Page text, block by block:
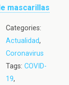
mascarillas
Categories:
Actualidad,
Coronavirus
Tags: COVID-
19,